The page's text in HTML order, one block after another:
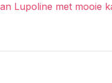
Lupoline met mooie